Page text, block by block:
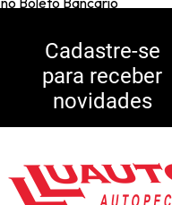
5% DE DESCONTO
10% DE CASHBACK
Consulte Regulamento
Cadastre-se
para receber
novidades